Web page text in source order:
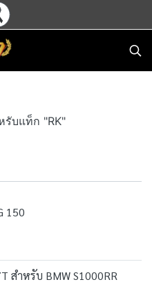
รับแท็ก "RK"
150
สำหรับ BMW S1000RR